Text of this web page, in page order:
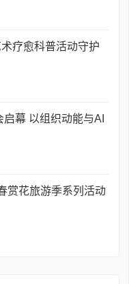
疗愈科普活动守护
幕 以组织动能与AI
赏花旅游季系列活动